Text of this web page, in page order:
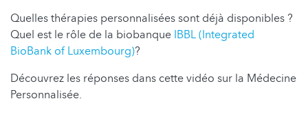
Quelles thérapies personnalisées sont déjà disponibles ?
Quel est le rôle de la biobanque IBBL (Integrated
BioBank of Luxembourg)?
Découvrez les réponses dans cette vidéo sur la Médecine
Personnalisée.